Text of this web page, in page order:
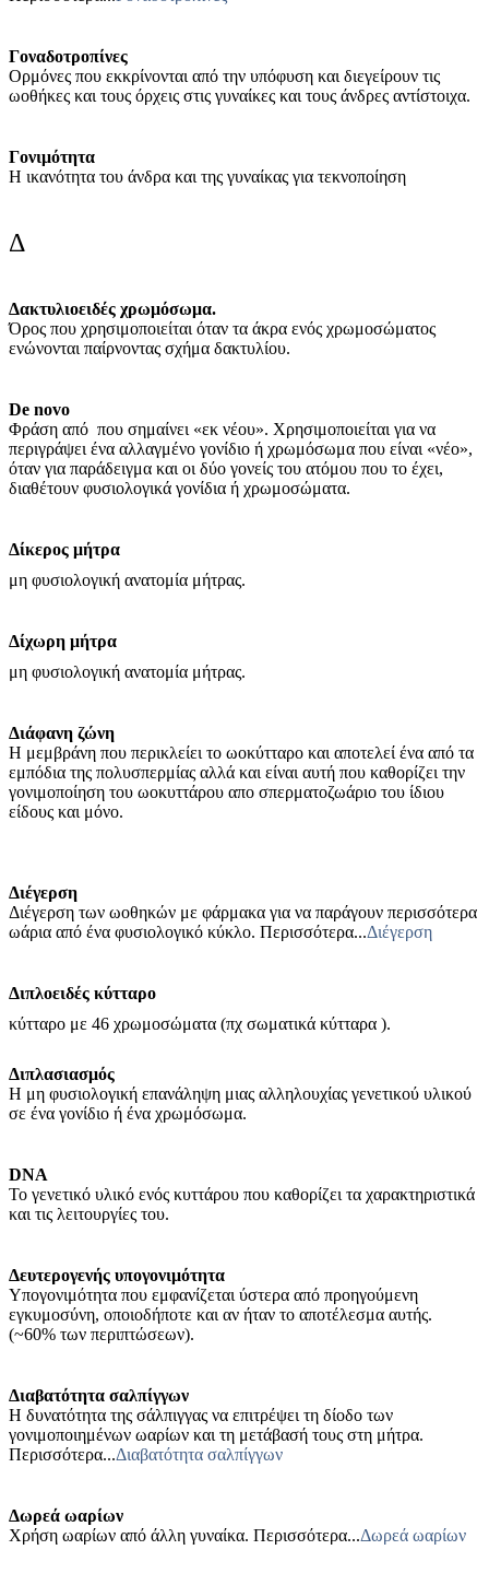
Γοναδοτροπίνες
Ορμόνες που εκκρίνονται από την υπόφυση και διεγείρουν τις
ωοθήκες και τους όρχεις στις γυναίκες και τους άνδρες αντίστοιχα.
Γονιμότητα
Η ικανότητα του άνδρα και της γυναίκας για τεκνοποίηση
Δ
Δακτυλιοειδές χρωμόσωμα.
Όρος που χρησιμοποιείται όταν τα άκρα ενός χρωμοσώματος
ενώνονται παίρνοντας σχήμα δακτυλίου.
De novo
Φράση από που σημαίνει «εκ νέου». Χρησιμοποιείται για να
περιγράψει ένα αλλαγμένο γονίδιο ή χρωμόσωμα που είναι «νέο»,
όταν για παράδειγμα και οι δύο γονείς του ατόμου που το έχει,
διαθέτουν φυσιολογικά γονίδια ή χρωμοσώματα.
Δίκερος μήτρα
μη φυσιολογική ανατομία μήτρας.
Δίχωρη μήτρα
μη φυσιολογική ανατομία μήτρας.
Διάφανη ζώνη
Η μεμβράνη που περικλείει το ωοκύτταρο και αποτελεί ένα από τα
εμπόδια της πολυσπερμίας αλλά και είναι αυτή που καθορίζει την
γονιμοποίηση του ωοκυττάρου απο σπερματοζωάριο του ίδιου
είδους και μόνο.
Διέγερση
Διέγερση των ωοθηκών με φάρμακα για να παράγουν περισσότερα
ωάρια από ένα φυσιολογικό κύκλο. Περισσότερα...Διέγερση
Διπλοειδές κύτταρο
κύτταρο με 46 χρωμοσώματα (πχ σωματικά κύτταρα ).
Διπλασιασμός
Η μη φυσιολογική επανάληψη μιας αλληλουχίας γενετικού υλικού
σε ένα γονίδιο ή ένα χρωμόσωμα.
DNA
Το γενετικό υλικό ενός κυττάρου που καθορίζει τα χαρακτηριστικά
και τις λειτουργίες του.
Δευτερογενής υπογονιμότητα
Υπογονιμότητα που εμφανίζεται ύστερα από προηγούμενη
εγκυμοσύνη, οποιοδήποτε και αν ήταν το αποτέλεσμα αυτής.
(~60% των περιπτώσεων).
Διαβατότητα σαλπίγγων
Η δυνατότητα της σάλπιγγας να επιτρέψει τη δίοδο των
γονιμοποιημένων ωαρίων και τη μετάβασή τους στη μήτρα.
Περισσότερα...Διαβατότητα σαλπίγγων
Δωρεά ωαρίων
Χρήση ωαρίων από άλλη γυναίκα. Περισσότερα...Δωρεά ωαρίων